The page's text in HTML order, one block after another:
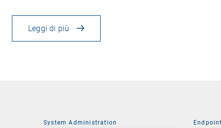
Leggi di più
System Administration